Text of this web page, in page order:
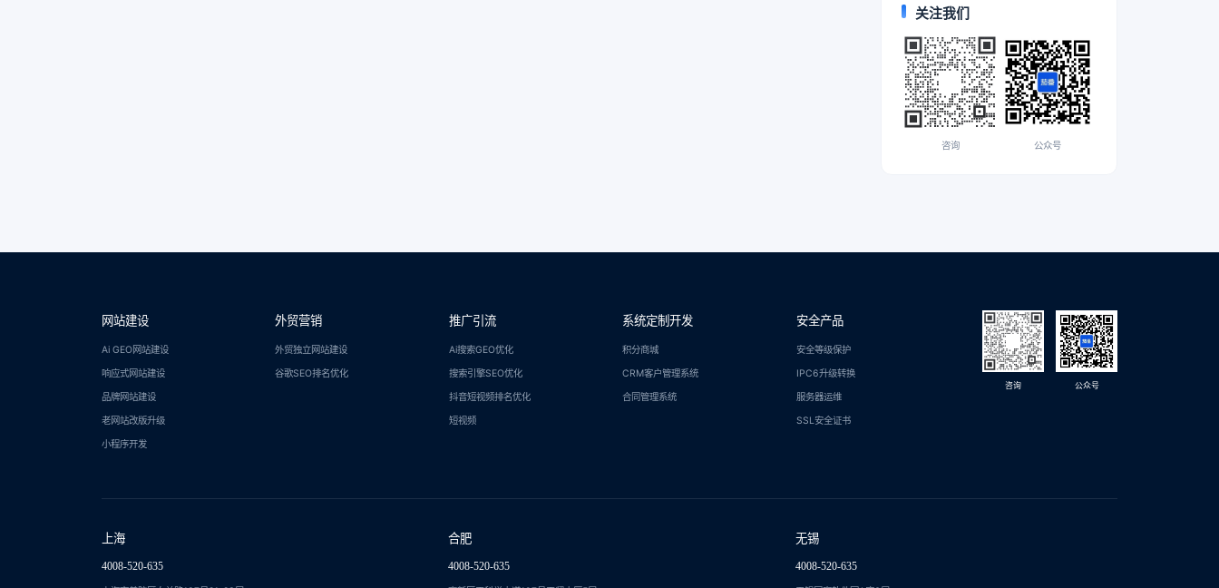
关注我们
咨询 公众号
网站建设
Ai GEO网站建设
响应式网站建设
品牌网站建设
老网站改版升级
小程序开发
外贸营销
外贸独立网站建设
谷歌SEO排名优化
推广引流
Ai搜索GEO优化
搜索引擎SEO优化
抖音短视频排名优化
短视频
系统定制开发
积分商城
CRM客户管理系统
合同管理系统
安全产品
安全等级保护
IPC6升级转换
服务器运维
SSL安全证书
咨询 公众号
上海
4008-520-635
合肥
4008-520-635
无锡
4008-520-635